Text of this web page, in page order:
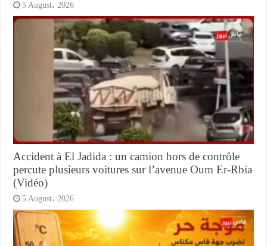
5 August، 2026
Accident à El Jadida : un camion hors de contrôle
percute plusieurs voitures sur l’avenue Oum Er-Rbia
(Vidéo)
5 August، 2026